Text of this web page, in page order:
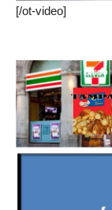
[/ot-video]